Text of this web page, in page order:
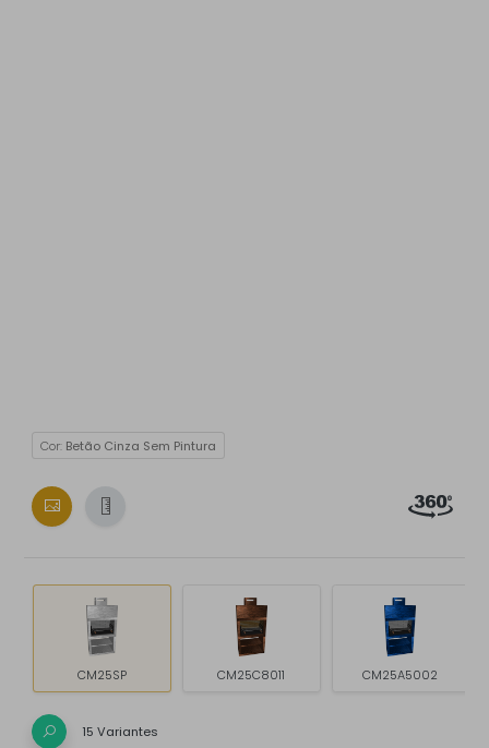
Cor: Betão Cinza Sem Pintura
CM25SP CM25C8011 CM25A5002
15 Variantes